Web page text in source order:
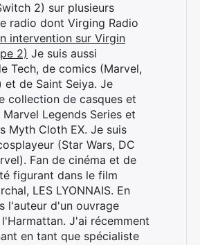
2) sur plusieurs
radio dont Virging Radio
intervention sur Virgin
2) Je suis aussi
Tech, de comics (Marvel,
et de Saint Seiya. Je
collection de casques et
Legends Series et
Myth Cloth EX. Je suis
(Star Wars, DC
Fan de cinéma et de
figurant dans le film
LES LYONNAIS. En
l'auteur d'un ouvrage
J'ai récemment
en tant que spécialiste